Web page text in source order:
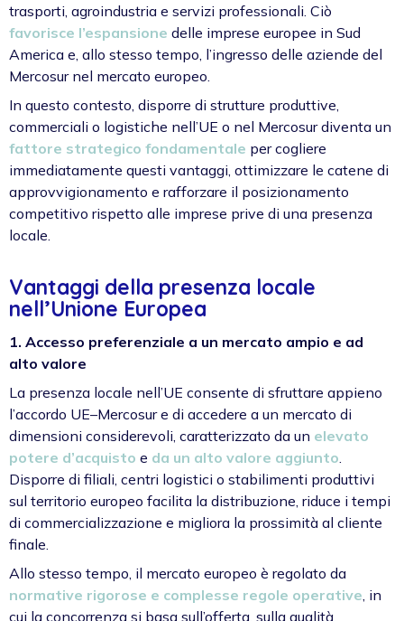
trasporti, agroindustria e servizi professionali. Ciò
favorisce l’espansione delle imprese europee in Sud
America e, allo stesso tempo, l’ingresso delle aziende del
Mercosur nel mercato europeo.
In questo contesto, disporre di strutture produttive,
commerciali o logistiche nell’UE o nel Mercosur diventa un
fattore strategico fondamentale per cogliere
immediatamente questi vantaggi, ottimizzare le catene di
approvvigionamento e rafforzare il posizionamento
competitivo rispetto alle imprese prive di una presenza
locale.
Vantaggi della presenza locale
nell’Unione Europea
1. Accesso preferenziale a un mercato ampio e ad
alto valore
La presenza locale nell’UE consente di sfruttare appieno
l’accordo UE–Mercosur e di accedere a un mercato di
dimensioni considerevoli, caratterizzato da un elevato
potere d’acquisto e da un alto valore aggiunto
Disporre di filiali, centri logistici o stabilimenti produttivi
sul territorio europeo facilita la distribuzione, riduce i tempi
di commercializzazione e migliora la prossimità al cliente
finale.
Allo stesso tempo, il mercato europeo è regolato da
normative rigorose e complesse regole operative , in
cui la concorrenza si basa sull’offerta, sulla qualità,